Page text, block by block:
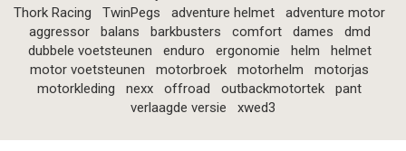
Thork Racing
TwinPegs adventure helmet
adventure motor
aggressor
balans barkbusters comfort dames
dmd
dubbele voetsteunen
enduro ergonomie helm
helmet
motor voetsteunen
motorbroek motorhelm
motorjas
motorkleding
nexx offroad outbackmotortek
pant
verlaagde versie
xwed3